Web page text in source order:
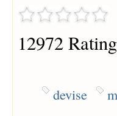
12972
devise